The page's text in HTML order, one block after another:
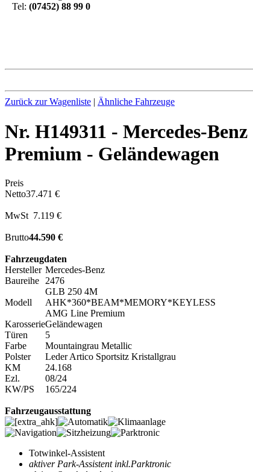
Tel: (07452) 88 99 0
Zurück zur Wagenliste | Ähnliche Fahrzeuge
Nr. H149311 - Mercedes-
Premium - Geländewagen
Preis
Netto37.471 €
MwSt 7.119 €
Brutto44.590 €
Fahrzeugdaten
Hersteller Mercedes-Benz
Baureihe
2476
Modell
GLB 250 4M
AHK*360*BEAM*MEMORY*KEYLESS
AMG Line Premium
KarosserieGeländewagen
Türen
5
Farbe
Mountaingrau Metallic
Polster
Leder Artico Sportsitz Kristallgrau
KM
24.168
Ezl.
08/24
KW/PS
165/224
Fahrzeugausstattung
Totwinkel-Assistent
aktiver Park-Assistent inkl.Parktronic